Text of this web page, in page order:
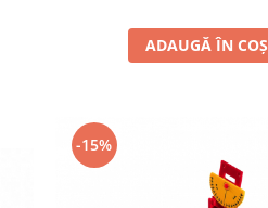
ADAUGĂ ÎN COȘ
-15%